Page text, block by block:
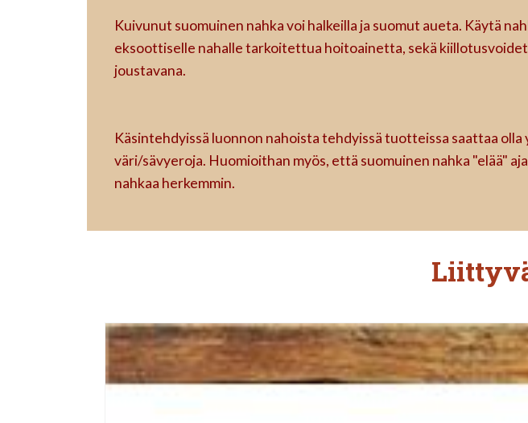
Kuivunut suomuinen nahka voi halkeilla ja suomut aueta. Käytä
eksoottiselle nahalle tarkoitettua hoitoainetta, sekä
joustavana.
Käsintehdyissä luonnon nahoista tehdyissä tuotteissa saattaa olla
väri/sävyeroja. Huomioithan myös, että suomuinen nahka "elää"
nahkaa herkemmin.